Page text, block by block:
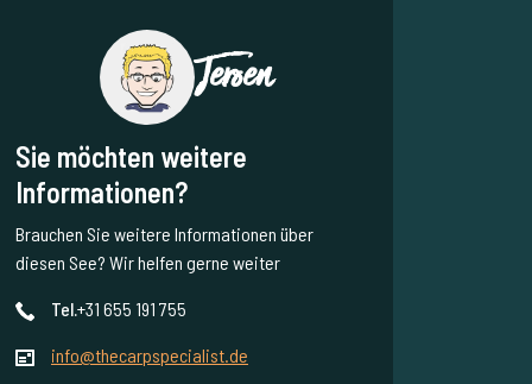
Jeroen
Sie möchten weitere
Informationen?
Brauchen Sie weitere Informationen über
diesen See? Wir helfen gerne weiter
Tel.+31 655 191 755
info@thecarpspecialist.de